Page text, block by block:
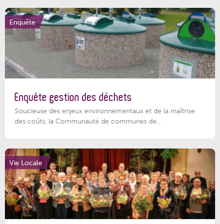
Enquête
Enquête gestion des déchets
Soucieuse des enjeux environnementaux et de la maîtrise
des coûts, la Communauté de communes de...
Vie Locale